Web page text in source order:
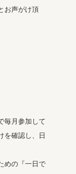
お声がけ頂
毎月参加して
を確認し、日
めの『一日で